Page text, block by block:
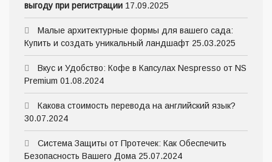
выгоду при регистрации 17.09.2025
Малые архитектурные формы для вашего сада:
Купить и создать уникальный ландшафт 25.03.2025
Вкус и Удобство: Кофе в Капсулах Nespresso от NS
Premium 01.08.2024
Какова стоимость перевода на английский язык?
30.07.2024
Система Защиты от Протечек: Как Обеспечить
Безопасность Вашего Дома 25.07.2024